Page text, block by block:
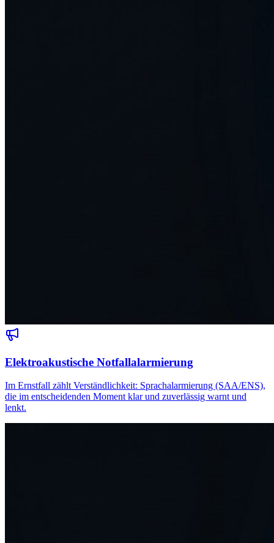
Elektroakustische Notfallalarmierung
Im Ernstfall zählt Verständlichkeit: Sprachalarmierung (SAA/ENS),
die im entscheidenden Moment klar und zuverlässig warnt und
lenkt.